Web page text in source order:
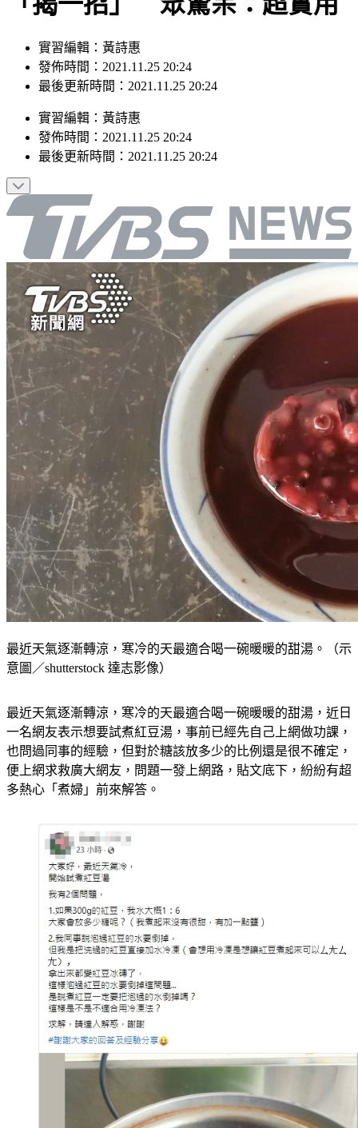
發佈時間：2021.11.25 20:24
最後更新時間：2021.11.25 20:24
發佈時間： 2021.11.25 20:24
最後更新時間： 2021.11.25 20:24
意圖／shutterstock 達志影像）
一名網友表示想要試煮紅豆湯，事前已經先自己上網做功課，
也問過同事的經驗，但對於糖該放多少的比例還是很不確定，
便上網求救廣大網友，問題一發上網路，貼文底下，紛紛有超
多熱心「煮婦」前來解答。